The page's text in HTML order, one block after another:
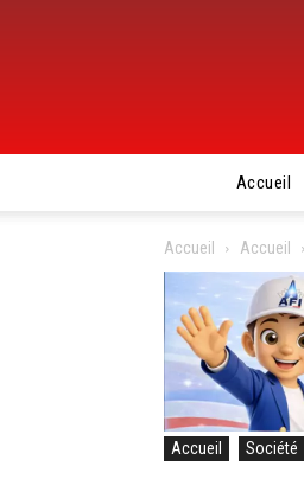
Accueil
Accueil Accueil
Accueil Société